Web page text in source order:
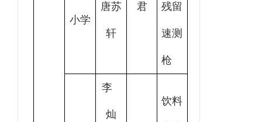
小学
唐苏
轩
君 残留
速测
枪
李
灿
饮料